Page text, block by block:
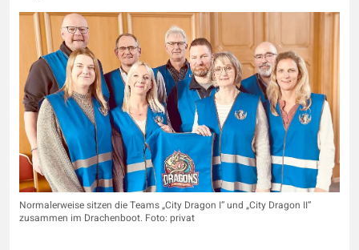
Normalerweise sitzen die Teams „City Dragon I“ und „City Dragon II“
zusammen im Drachenboot. Foto: privat